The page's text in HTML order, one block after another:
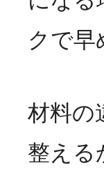
クで早
材料の
整える